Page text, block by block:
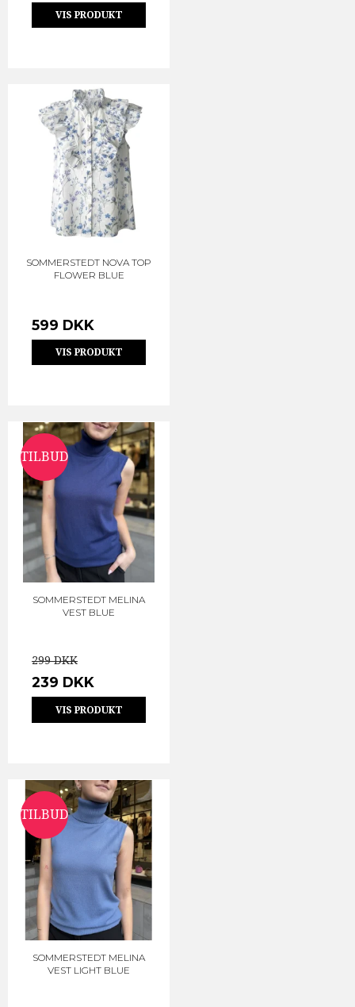
VIS PRODUKT
SOMMERSTEDT NOVA TOP
FLOWER BLUE
599 DKK
VIS PRODUKT
TILBUD
SOMMERSTEDT MELINA
VEST BLUE
299 DKK
239 DKK
VIS PRODUKT
TILBUD
SOMMERSTEDT MELINA
VEST LIGHT BLUE